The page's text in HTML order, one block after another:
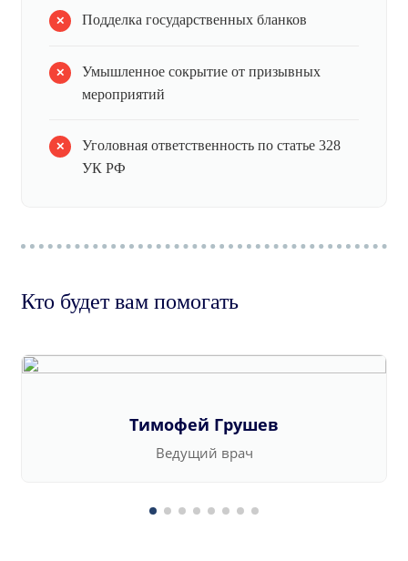
Подделка государственных бланков
Умышленное сокрытие от призывных
мероприятий
Уголовная ответственность по статье 328
УК РФ
Кто будет вам помогать
Тимофей Грушев
Ведущий врач